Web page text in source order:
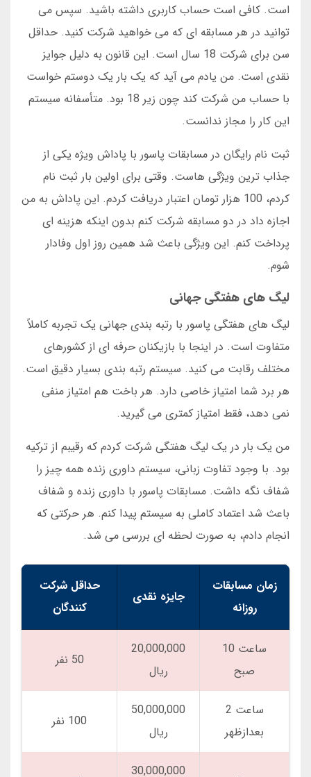
است. کافی است حساب کاربری داشته باشید. سپس می
توانید در هر مسابقه ای که می خواهید شرکت کنید. حداقل
سن برای شرکت 18 سال است. این قانون به دلیل جوایز
نقدی است. من یادم می آید که یک بار یک دوستم خواست
با حساب من شرکت کند چون زیر 18 بود. متأسفانه سیستم
این کار را مجاز ندانست.
ثبت نام رایگان در مسابقات پاسور با پاداش ویژه یکی از
جذاب ترین ویژگی هاست. وقتی برای اولین بار ثبت نام
کردم، 100 هزار تومان اعتبار دریافت کردم. این پاداش به من
اجازه داد در دو مسابقه شرکت کنم بدون اینکه هزینه ای
پرداخت کنم. این ویژگی باعث شد همین روز اول وفادار
شوم.
لیگ های هفتگی جهانی
لیگ های هفتگی پاسور با رتبه بندی جهانی یک تجربه کاملاً
متفاوت است. در اینجا با بازیکنان حرفه ای از کشورهای
مختلف رقابت می کنید. سیستم رتبه بندی بسیار دقیق است.
هر برد شما امتیاز خاصی دارد. هر باخت هم امتیاز منفی
نمی دهد، فقط امتیاز کمتری می گیرید.
من یک بار در یک لیگ هفتگی شرکت کردم که رقیبم از ترکیه
بود. با وجود تفاوت زبانی، سیستم داوری زنده همه چیز را
شفاف نگه داشت. مسابقات پاسور با داوری زنده و شفاف
باعث شد اعتماد کاملی به سیستم پیدا کنم. هر حرکتی که
انجام دادم، به صورت لحظه ای بررسی می شد.
زمان مسابقات
روزانه
جایزه نقدی
حداقل شرکت
کنندگان
ساعت 10
صبح
20,000,000
ریال
50 نفر
ساعت 2
بعدازظهر
50,000,000
ریال
100 نفر
30,000,000